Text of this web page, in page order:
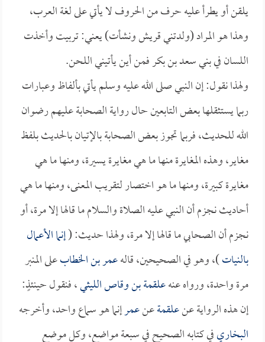
يلقن أو يطرأ عليه حرف من الحروف لا يأتي على لغة العرب،
وهذا هو المراد (ولدتني قريش ونشأت) يعني: تربيت وأخذت
اللسان في بني سعد بن بكر فمن أين يأتيني اللحن.
ولهذا نقول: إن النبي صلى الله عليه وسلم يأتي بألفاظ وعبارات
ربما يستثقلها بعض التابعين حال رواية الصحابة عليهم رضوان
الله للحديث، فربما تجوز بعض الصحابة بالإتيان بالحديث بلفظ
مغاير، وهذه المغايرة منها ما هي مغايرة يسيرة، ومنها ما هي
مغايرة كبيرة، ومنها ما هو اختصار لتقريب المعنى، ومنها ما هي
أحاديث نجزم أن النبي عليه الصلاة والسلام ما قالها إلا مرة، أو
نجزم أن الصحابي ما قالها إلا مرة، ولهذا حديث: (إنما الأعمال
بالنيات)، وهو في الصحيحين، قالهعمر بن الخطابعلى المنبر
مرة واحدة، ورواه عنهعلقمة بن وقاص الليثي، فنقول حينئذٍ:
إن هذه الرواية عنعلقمةعنعمرإنما هو سماع واحد، وأخرجه
البخاريفي كتابه الصحيح في سبعة مواضع، وكل موضع